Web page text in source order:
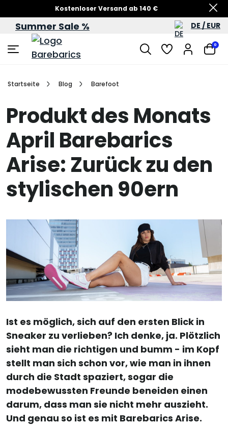
Kostenloser Versand ab 140 €
Sommersale – bis zu 60 %
Summer Sale % DE / EUR
0
Startseite Blog Barefoot
Produkt des Monats
April Barebarics
Arise: Zurück zu den
stylischen 90ern
Ist es möglich, sich auf den ersten Blick in
Sneaker zu verlieben? Ich denke, ja. Plötzlich
sieht man die richtigen und bumm - im Kopf
stellt man sich schon vor, wie man in ihnen
durch die Stadt spaziert, sogar die
modebewussten Freunde beneiden einen
darum, dass man sie nicht mehr auszieht.
Und genau so ist es mit Barebarics Arise.